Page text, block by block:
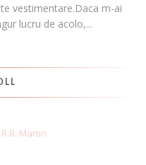
vestimentare.Daca m-ai
lucru de acolo,...
Martin